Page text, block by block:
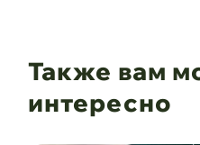
Также вам
интересно